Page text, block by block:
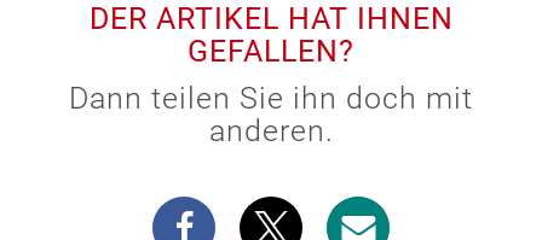
DER ARTIKEL HAT IHNEN
GEFALLEN?
Dann teilen Sie ihn doch mit
anderen.